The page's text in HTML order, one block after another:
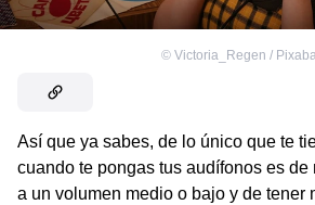
© Victoria_Regen /
Así que ya sabes, de lo único que te
cuando te pongas tus audífonos es de
a un volumen medio o bajo y de tener